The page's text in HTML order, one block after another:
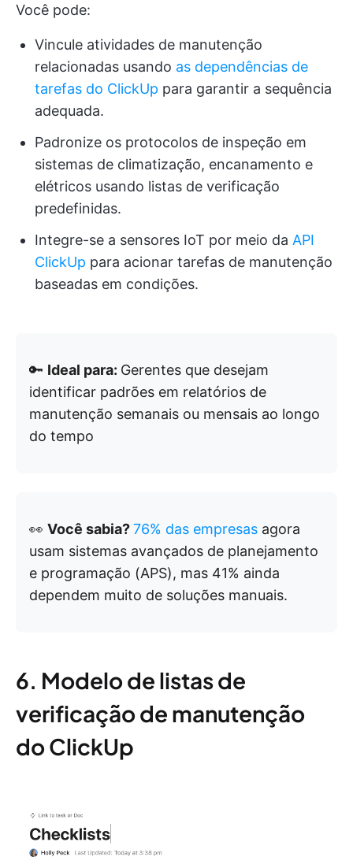
Você pode:
Vincule atividades de manutenção
relacionadas usando as dependências de
tarefas do ClickUp para garantir a sequência
adequada.
Padronize os protocolos de inspeção em
sistemas de climatização, encanamento e
elétricos usando listas de verificação
predefinidas.
Integre-se a sensores IoT por meio da API
ClickUp para acionar tarefas de manutenção
baseadas em condições.
🔑 Ideal para: Gerentes que desejam
identificar padrões em relatórios de
manutenção semanais ou mensais ao longo
do tempo
👀 Você sabia?76% das empresas agora
usam sistemas avançados de planejamento
e programação (APS), mas 41% ainda
dependem muito de soluções manuais.
6. Modelo de listas de
verificação de manutenção
do ClickUp